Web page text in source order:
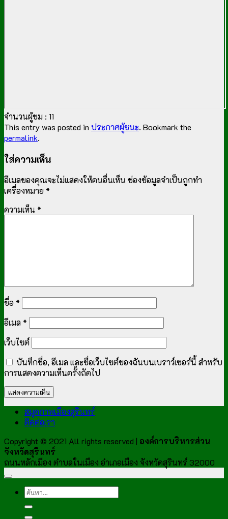
จำนวนผู้ชม : 11
This entry was posted in ประกาศผู้ชนะ. Bookmark the
permalink.
ใส่ความเห็น
อีเมลของคุณจะไม่แสดงให้คนอื่นเห็น ช่องข้อมูลจำเป็นถูกทำ
เครื่องหมาย *
ความเห็น *
ชื่อ *
อีเมล *
เว็บไซต์
บันทึกชื่อ, อีเมล และชื่อเว็บไซต์ของฉันบนเบราว์เซอร์นี้ สำหรับ
การแสดงความเห็นครั้งถัดไป
สมุดภาพเมืองสุรินทร์
ติดต่อเรา
Copyright © 2021 All rights reserved | องค์การบริหารส่วน
จังหวัดสุรินทร์
ถนนหลักเมือง ตำบลในเมือง อำเภอเมือง จังหวัดสุรินทร์ 32000